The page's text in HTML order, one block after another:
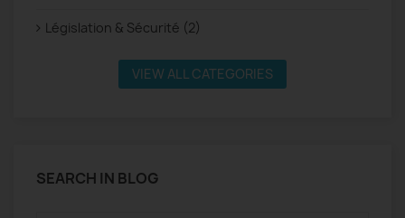
Législation & Sécurité (2)
VIEW ALL CATEGORIES
SEARCH IN BLOG